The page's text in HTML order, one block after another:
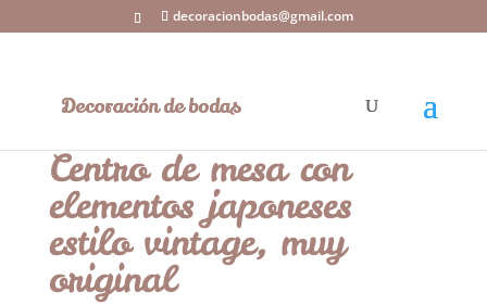
decoracionbodas@gmail.com
Centro de mesa con
elementos japoneses
estilo vintage, muy
original